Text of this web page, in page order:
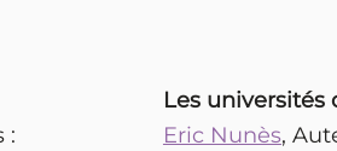
Les universités
:
Eric Nunès,